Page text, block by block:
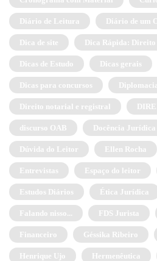
Diário de Leitura Diário de um
Dica de site Dica Rápida: Direito
Dicas de Estudo Dicas gerais
Dicas para concursos Diplomacia
Direito notarial e registral
discurso OAB Docência Jurídica
Dúvida do Leitor Ellen Rocha
Entrevistas Espaço do leitor
Estudos Diários Ética Jurídica
Falando nisso... FDS Jurista
Financeiro Géssika Ribeiro
Henrique Ujo Hermenêutica